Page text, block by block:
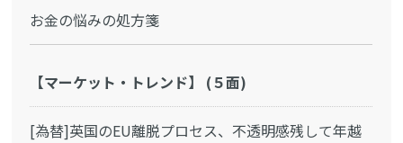
お金の悩みの処方箋
【マーケット・トレンド】 (５面)
[為替]英国のEU離脱プロセス、不透明感残して年越